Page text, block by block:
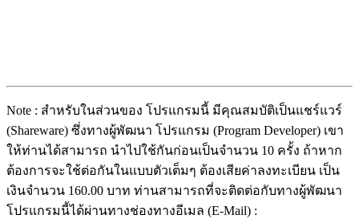
Note : สำหรับในส่วนของ โปรแกรมนี้ มีคุณสมบัติเป็นแชร์แวร์
(Shareware) ซึ่งทางผู้พัฒนา โปรแกรม (Program Developer) เขา
ให้ท่านได้สามารถ นำไปใช้กันก่อนเป็นจำนวน 10 ครั้ง ถ้าหาก
ต้องการจะใช้ต่อกันในแบบตัวเต็มๆ ต้องเสียค่าลงทะเบียน เป็น
เงินจำนวน 160.00 บาท ท่านสามารถที่จะติดต่อกับทางผู้พัฒนา
โปรแกรมนี้ได้ผ่านทางช่องทางอีเมล (E-Mail) :